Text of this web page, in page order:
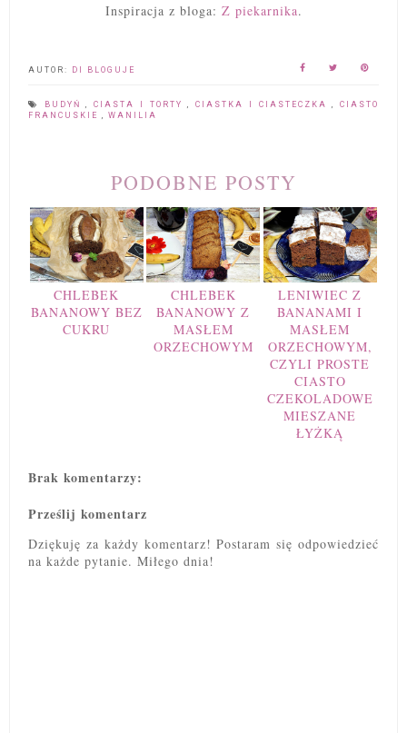
Inspiracja z bloga: Z piekarnika.
AUTOR: DI BLOGUJE
BUDYŃ ,CIASTA I TORTY ,CIASTKA I CIASTECZKA ,CIASTO
FRANCUSKIE
WANILIA
PODOBNE POSTY
CHLEBEK
BANANOWY BEZ
CUKRU
CHLEBEK
BANANOWY Z
MASŁEM
ORZECHOWYM
LENIWIEC Z
BANANAMI I
MASŁEM
ORZECHOWYM,
CZYLI PROSTE
CIASTO
CZEKOLADOWE
MIESZANE
ŁYŻKĄ
Brak komentarzy:
Prześlij komentarz
Dziękuję za każdy komentarz! Postaram się odpowiedzieć
na każde pytanie. Miłego dnia!